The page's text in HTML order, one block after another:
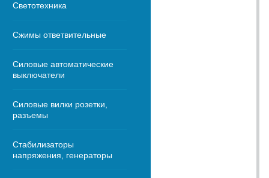
Светотехника
Сжимы ответвительные
Силовые автоматические
выключатели
Силовые вилки розетки,
разъемы
Стабилизаторы
напряжения, генераторы